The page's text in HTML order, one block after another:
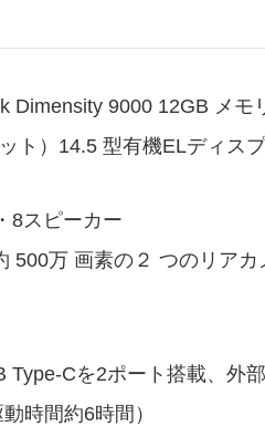
Dimensity 9000 12GB メモ
ト）14.5 型有機ELディス
8スピーカー
500万 画素の２ つのリア
Type-Cを2ポート搭載、外
時間約6時間）